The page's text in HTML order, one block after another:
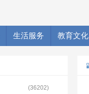
生活服务 教育文化
(36202)